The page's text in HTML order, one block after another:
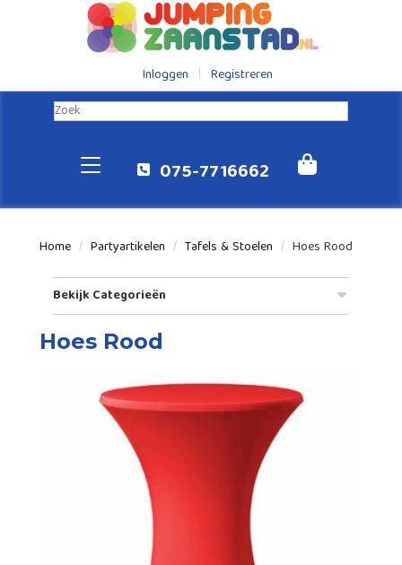
Inloggen Registreren
075-7716662
Home Partyartikelen Tafels & Stoelen Hoes Rood
Bekijk Categorieën
Hoes Rood